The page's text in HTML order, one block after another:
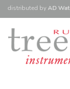
distributed byAD